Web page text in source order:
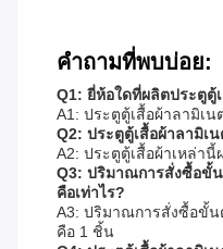
คำถามที่พบบ่อย:
Q1: ยี่ห้อใดที่ผลิตประตูตู้
A1: ประตูตู้เสื้อผ้าลามิเ
Q2: ประตูตู้เสื้อผ้าลามิเ
A2: ประตูตู้เสื้อผ้าเหล่า
Q3: ปริมาณการสั่งซื้อขั้
คือเท่าไร?
A3: ปริมาณการสั่งซื้อขั้น
คือ 1 ชิ้น